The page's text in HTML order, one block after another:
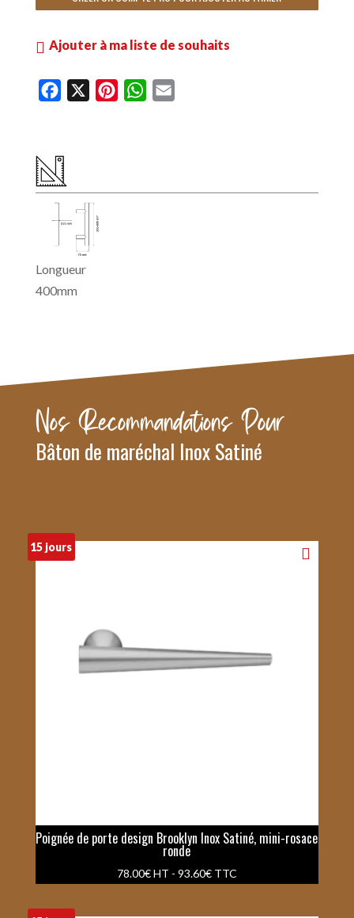
Ajouter à ma liste de souhaits
e
b
o
W
Longueur
400mm
Nos Recommandations Pour
Bâton de maréchal Inox Satiné
15 jours
Poignée de porte design Brooklyn Inox Satiné, mini-rosace
ronde
78.00€HT - 93.60€TTC